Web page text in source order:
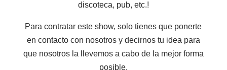
discoteca, pub, etc.!
Para contratar este show, solo tienes que ponerte
en contacto con nosotros y decirnos tu idea para
que nosotros la llevemos a cabo de la mejor forma
posible.